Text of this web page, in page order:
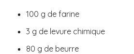
100 g de farine
3 g de levure chimique
80 g de beurre